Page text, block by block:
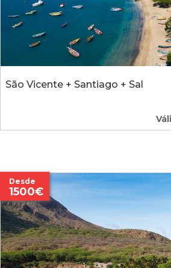
São Vicente + Santiago + Sal
Desde
1500€